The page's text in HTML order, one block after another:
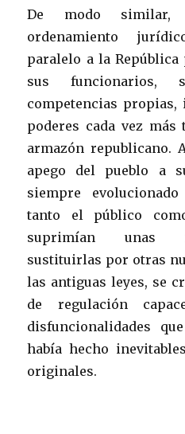
De modo similar,
ordenamiento
paralelo a la República
sus
competencias propias,
poderes cada vez
armazón republicano.
apego del pueblo a
siempre
tanto el público
suprimían unas
sustituirlas por otras
las antiguas leyes, se
de regulación
disfuncionalidades
había hecho
originales.